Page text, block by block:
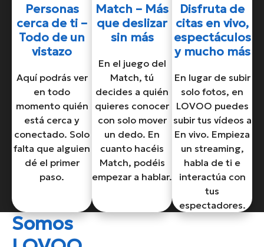
Personas
cerca de ti –
Todo de un
vistazo
Aquí podrás ver
en todo
momento quién
está cerca y
conectado. Solo
falta que alguien
dé el primer
paso.
Match – Más
que deslizar
sin más
En el juego del
Match, tú
decides a quién
quieres conocer
con solo mover
un dedo. En
cuanto hacéis
Match, podéis
empezar a hablar.
Disfruta de
citas en vivo,
espectáculos
y mucho más
En lugar de subir
solo fotos, en
LOVOO puedes
subir tus vídeos a
En vivo. Empieza
un streaming,
habla de ti e
interactúa con
tus
espectadores.
Somos